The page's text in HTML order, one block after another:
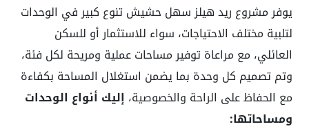
يوفر مشروع ريد هيلز سهل حشيش تنوع كبير في الوحدات
لتلبية مختلف الاحتياجات، سواء للاستثمار أو للسكن
العائلي، مع مراعاة توفير مساحات عملية ومريحة لكل فئة،
وتم تصميم كل وحدة بما يضمن استغلال المساحة بكفاءة
مع الحفاظ على الراحة والخصوصية، إليك أنواع الوحدات
ومساحاتها: